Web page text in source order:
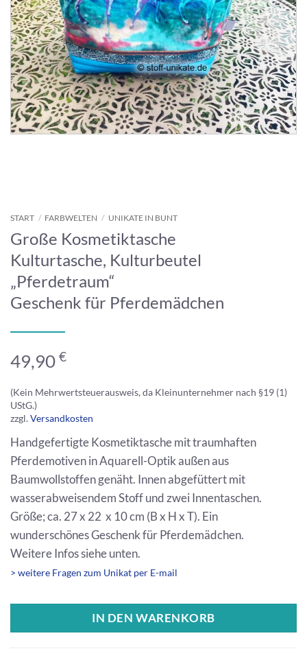
START / FARBWELTEN / UNIKATE IN BUNT
Große Kosmetiktasche
Kulturtasche, Kulturbeutel
„Pferdetraum“
Geschenk für Pferdemädchen
49,90 €
(Kein Mehrwertsteuerausweis, da Kleinunternehmer nach §19 (1)
UStG.)
zzgl.Versandkosten
Handgefertigte Kosmetiktasche mit traumhaften
Pferdemotiven in Aquarell-Optik außen aus
Baumwollstoffen genäht. Innen abgefüttert mit
wasserabweisendem Stoff und zwei Innentaschen.
Größe; ca. 27 x 22 x 10 cm (B x H x T). Ein
wunderschönes Geschenk für Pferdemädchen.
Weitere Infos siehe unten.
> weitere Fragen zum Unikat per E-mail
IN DEN WARENKORB